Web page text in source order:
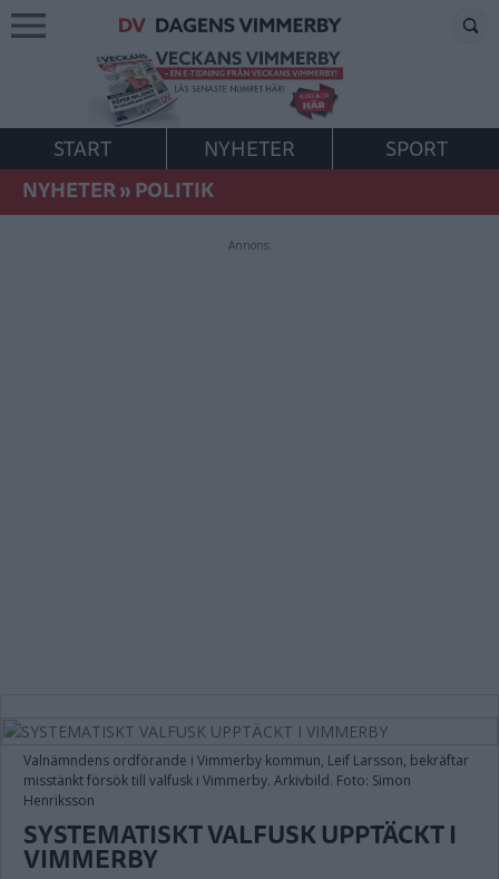
START NYHETER
SPORT
NYHETER»POLITIK
Annons:
Valnämndens ordförande i Vimmerby kommun, Leif Larsson, bekräftar
misstänkt försök till valfusk i Vimmerby. Arkivbild. Foto: Simon
Henriksson
SYSTEMATISKT VALFUSK UPPTÄCKT I
VIMMERBY